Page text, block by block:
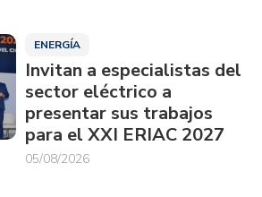
ENERGÍA
Invitan a especialistas del
sector eléctrico a
presentar sus trabajos
para el XXI ERIAC 2027
05/08/2026